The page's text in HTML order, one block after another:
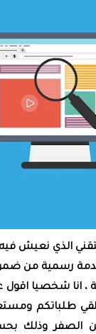
الذي نعيش
رسمية من ضمن
انا شخصيا
طلباتكم
من الصفر